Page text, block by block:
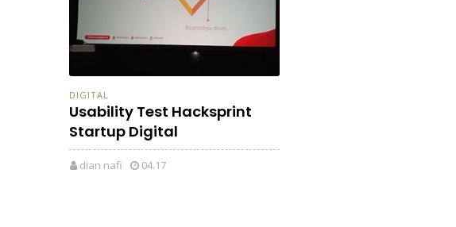
DIGITAL
Usability Test Hacksprint
Startup Digital
dian nafi 04.17